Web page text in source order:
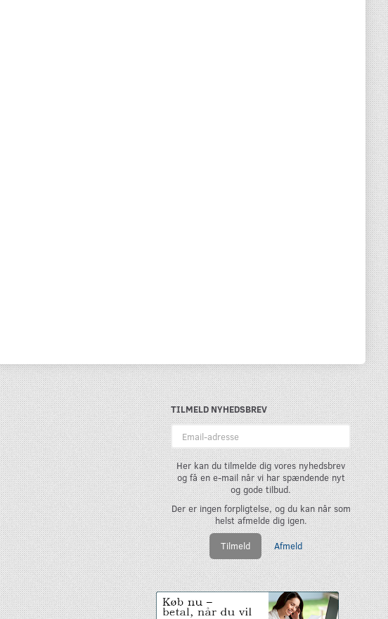
TILMELD NYHEDSBREV
Her kan du tilmelde dig vores nyhedsbrev
og få en e-mail når vi har spændende nyt
og gode tilbud.
Der er ingen forpligtelse, og du kan når som
helst afmelde dig igen.
Tilmeld Afmeld